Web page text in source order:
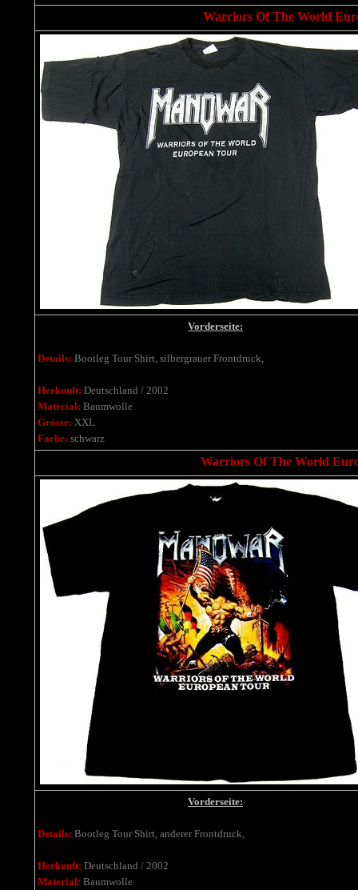
Warriors Of The World
Vorderseite:
Details: Bootleg Tour Shirt, silbergrauer Frontdruck,
Herkunft: Deutschland / 2002
Material: Baumwolle
Grösse: XXL
Farbe: schwarz
Warriors Of The World
Vorderseite:
Details: Bootleg Tour Shirt, anderer Frontdruck,
Herkunft: Deutschland / 2002
Material: Baumwolle